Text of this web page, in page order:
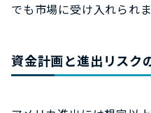
でも市場に受け入れられま
資金計画と進出リスク